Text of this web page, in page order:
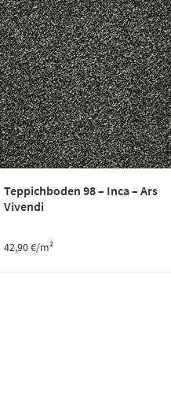
Teppichboden 98 – Inca – Ars
Vivendi
42,90€/m²